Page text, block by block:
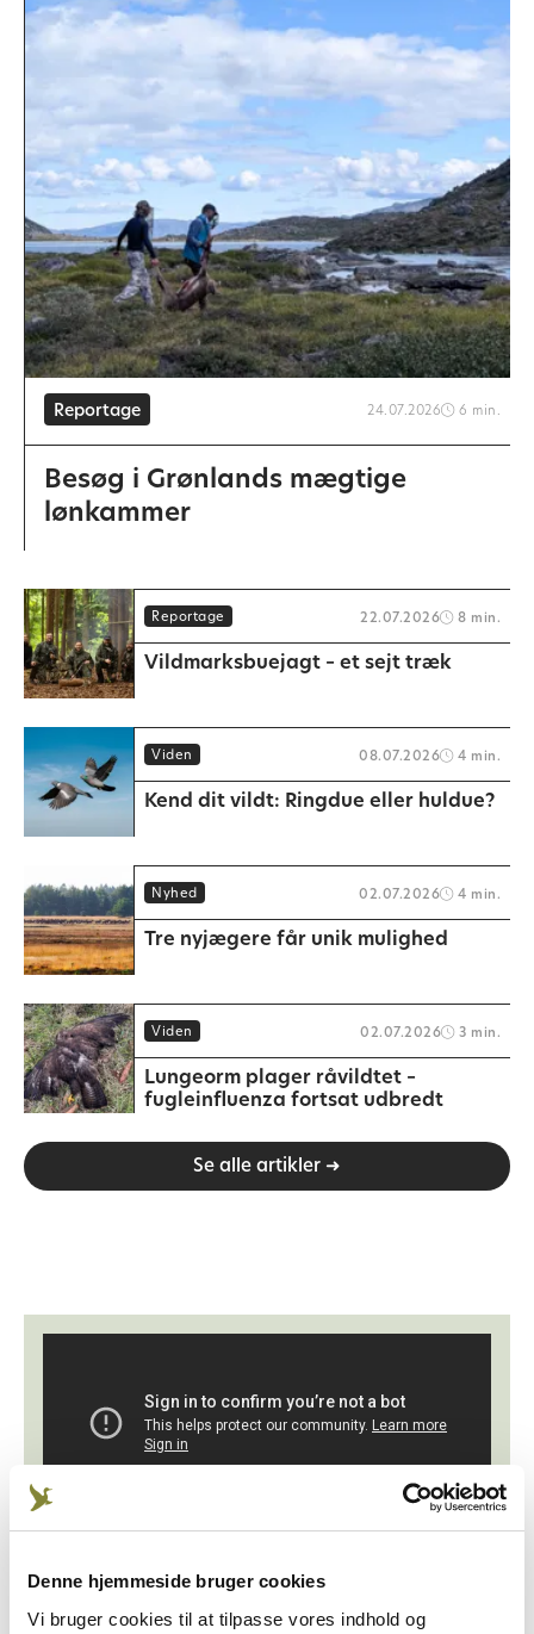
Denne hjemmeside bruger cookies
Vi bruger cookies til at tilpasse vores indhold og
Reportage 24.07.2026 6 min.
Besøg i Grønlands mægtige
lønkammer
Reportage 22.07.2026 8 min.
Vildmarksbuejagt – et sejt træk
Viden 08.07.2026 4 min.
Kend dit vildt: Ringdue eller huldue?
Nyhed 02.07.2026 4 min.
Tre nyjægere får unik mulighed
Viden 02.07.2026 3 min.
Lungeorm plager råvildtet –
fugleinfluenza fortsat udbredt
Se alle artikler ➜